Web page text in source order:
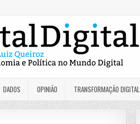
DADOS OPINIÃO TRANSFORMAÇÃO DIGITAL